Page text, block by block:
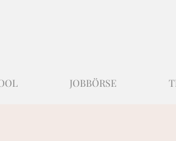
JOBBÖRSE